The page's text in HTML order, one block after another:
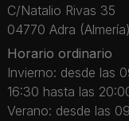
C/Natalio Rivas 35
04770 Adra (Almería)
Horario ordinario
Invierno: desde las
16:30 hasta las
Verano: desde las